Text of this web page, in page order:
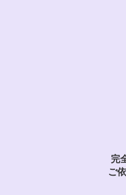
完
ご